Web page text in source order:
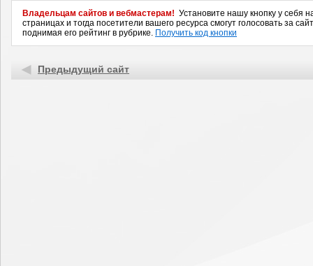
Владельцам сайтов и вебмастерам! Установите нашу кнопку у себя
страницах и тогда посетители вашего ресурса смогут голосовать за
поднимая его рейтинг в рубрике. Получить код кнопки
Предыдущий сайт